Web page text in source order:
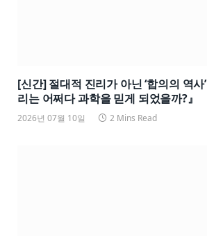
[신간] 절대적 진리가 아닌 ‘합의의 역
리는 어쩌다 과학을 믿게 되었을까?』
2026년 07월 10일 2 Mins Read